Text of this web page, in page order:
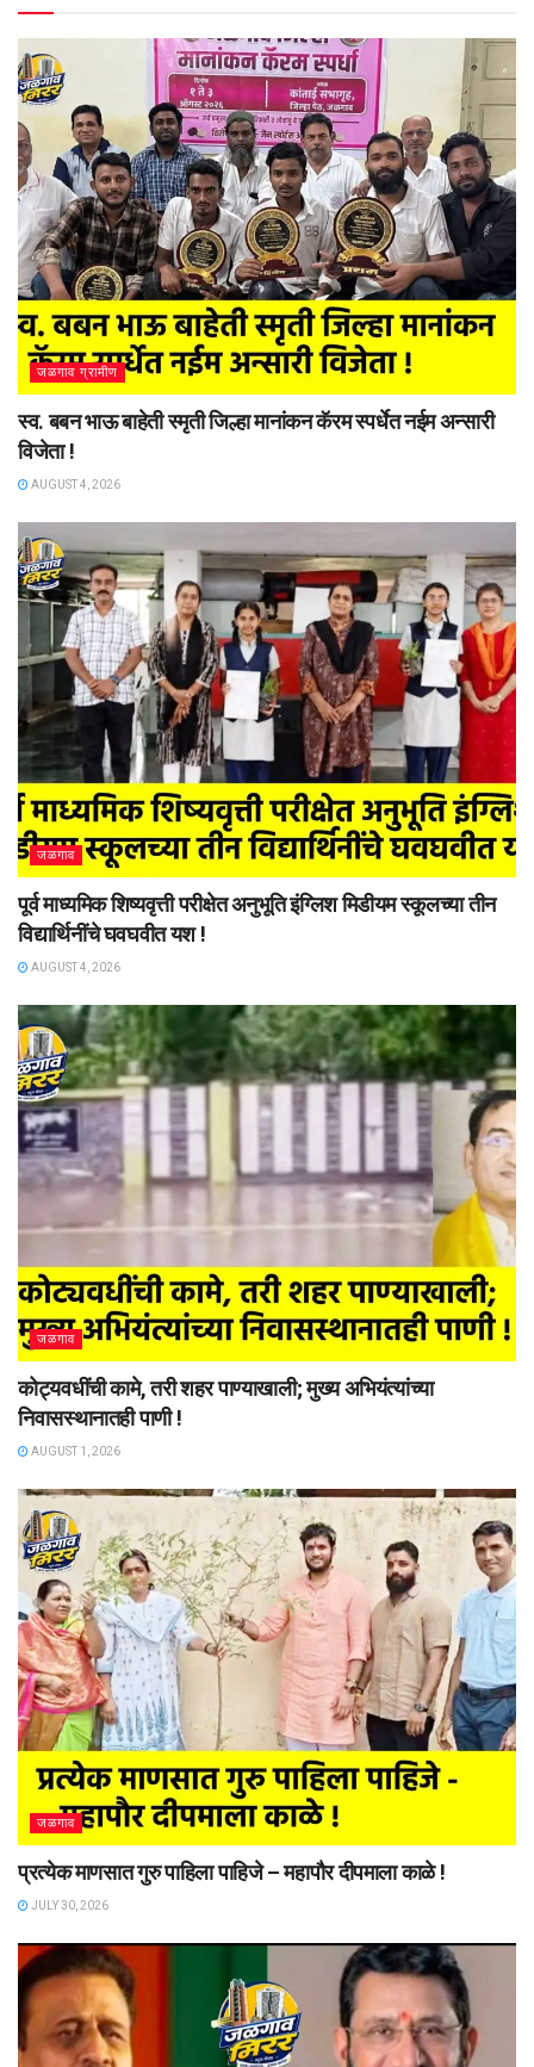
जळगाव ग्रामीण
स्व. बबन भाऊ बाहेती स्मृती जिल्हा मानांकन कॅरम स्पर्धेत नईम अन्सारी
विजेता !
AUGUST 4, 2026
जळगाव
पूर्व माध्यमिक शिष्यवृत्ती परीक्षेत अनुभूति इंग्लिश मिडीयम स्कूलच्या तीन
विद्यार्थिनींचे घवघवीत यश !
AUGUST 4, 2026
जळगाव
कोट्यवधींची कामे, तरी शहर पाण्याखाली; मुख्य अभियंत्यांच्या
निवासस्थानातही पाणी !
AUGUST 1, 2026
जळगाव
प्रत्येक माणसात गुरु पाहिला पाहिजे – महापौर दीपमाला काळे !
JULY 30, 2026